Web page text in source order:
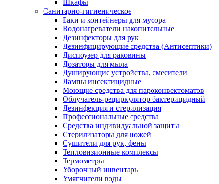
Шкафы
Санитарно-гигиеническое
Баки и контейнеры для мусора
Водонагреватели накопительные
Дезинфекторы для рук
Дезинфицирующие средства (Антисептики)
Диспоузер для раковины
Дозаторы для мыла
Душирующие устройства, смесители
Лампы инсектицидные
Моющие средства для пароконвектоматов
Облучатель-рециркулятор бактерицидный
Дезинфекция и стерилизация
Профессиональные средства
Средства индивидуальной защиты
Стерилизаторы для ножей
Сушители для рук, фены
Тепловизионные комплексы
Термометры
Уборочный инвентарь
Умягчители воды